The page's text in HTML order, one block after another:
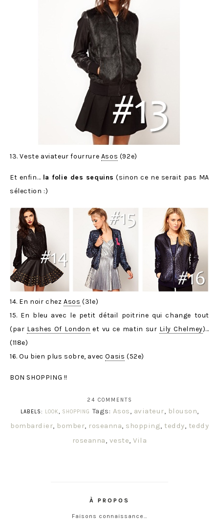
13. Veste aviateur fourrure Asos (92e)
Et enfin… la folie des sequins (sinon ce ne serait pas MA
sélection :)
14. En noir chezAsos (31e)
15. En bleu avec le petit détail poitrine qui change tout
(par Lashes Of London et vu ce matin sur Lily Chelmey)…
(118e)
16. Ou bien plus sobre, avecOasis (52e)
BON SHOPPING !!
24 COMMENTS
LABELS: LOOK, SHOPPING Tags: Asos, aviateur, blouson,
bombardier, bomber, roseanna, shopping, teddy, teddy
roseanna, veste,Vila
À PROPOS
Faisons connaissance…